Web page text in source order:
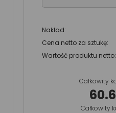
Nakład:
Cena netto za sztukę:
Wartość produktu netto:
Całkowity
Całkowity